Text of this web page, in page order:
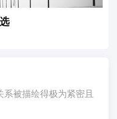
系被描绘得极为紧密且